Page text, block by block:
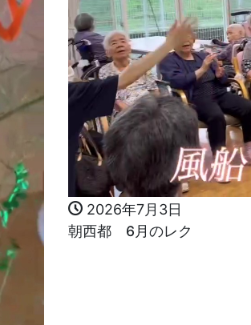
2026年7月3日
朝西都 6月のレク